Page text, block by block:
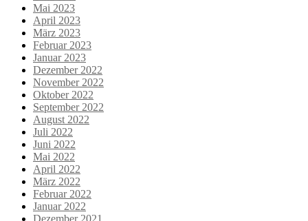
Mai 2023
April 2023
März 2023
Februar 2023
Januar 2023
Dezember 2022
November 2022
Oktober 2022
September 2022
August 2022
Juli 2022
Juni 2022
Mai 2022
April 2022
März 2022
Februar 2022
Januar 2022
Dezember 2021